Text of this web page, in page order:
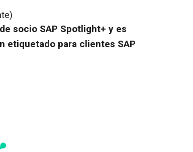
socio SAP Spotlight+ y es
etiquetado para clientes SAP